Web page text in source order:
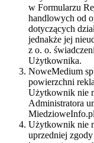
w Formularzu
handlowych od
dotyczących
jednakże jej
z o. o.
Użytkownika.
NoweMedium
powierzchni
Użytkownik nie
Administratora
Użytkownik nie
uprzedniej